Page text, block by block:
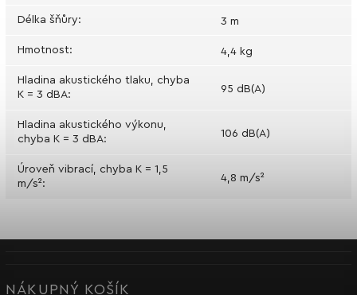
Délka šňůry: 3 m
Hmotnost: 4,4 kg
Hladina akustického tlaku, chyba
K = 3 dBA: 95 dB(A)
Hladina akustického výkonu,
chyba K = 3 dBA: 106 dB(A)
Úroveň vibrací, chyba K = 1,5
m/s²: 4,8 m/s²
NÁKUPNÝ KOŠÍK